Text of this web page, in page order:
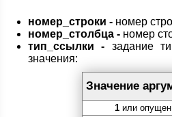
номер_строки - номер
номер_столбца - номер
тип_ссылки - задание
значения:
Значение
1 или опущен